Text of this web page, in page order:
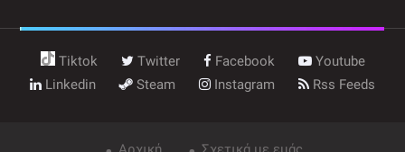
Tiktok Twitter Facebook
Youtube
Linkedin
Steam Instagram Rss Feeds